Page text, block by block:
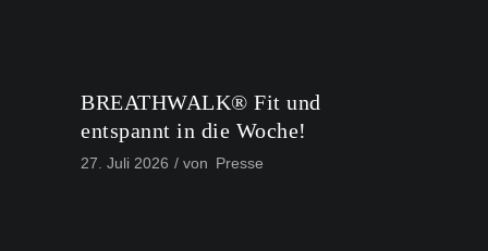
BREATHWALK® Fit und
entspannt in die Woche!
27. Juli 2026 von Presse